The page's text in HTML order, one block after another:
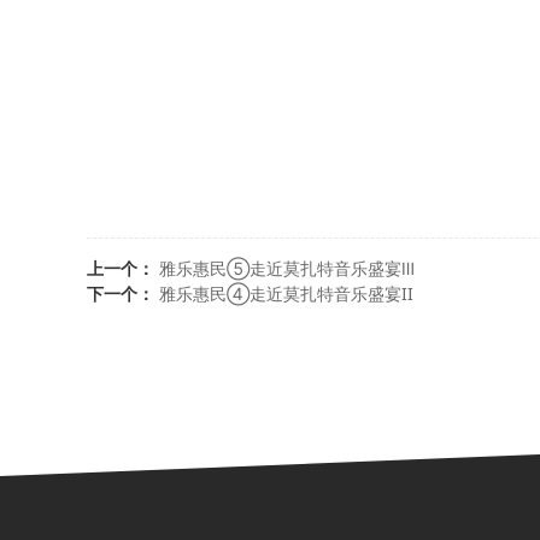
上一个： 雅乐惠民⑤走近莫扎特音乐盛宴Ⅲ
下一个： 雅乐惠民④走近莫扎特音乐盛宴II